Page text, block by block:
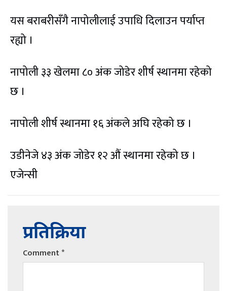
यस बराबरीसँगै नापोलीलाई उपाधि दिलाउन पर्याप्त
रह्यो ।
नापोली ३३ खेलमा ८० अंक जोडेर शीर्ष स्थानमा रहेको
छ ।
नापोली शीर्ष स्थानमा १६ अंकले अघि रहेको छ ।
उडीनेजे ४३ अंक जोडेर १२ औं स्थानमा रहेको छ ।
एजेन्सी
प्रतिक्रिया
Comment*